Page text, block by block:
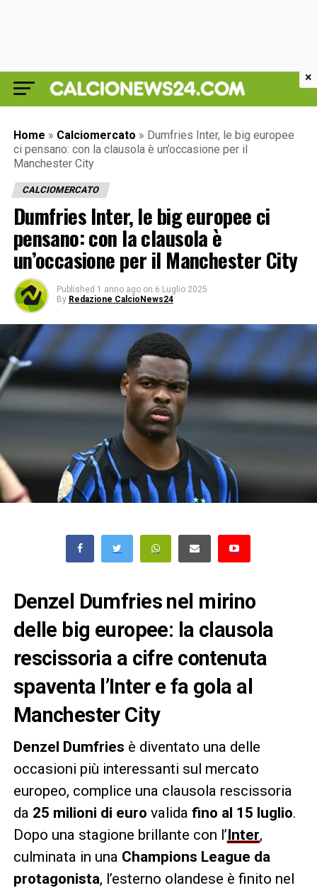
Home » Calciomercato » Dumfries Inter, le big europee
ci pensano: con la clausola è un’occasione per il
Manchester City
CALCIOMERCATO
Dumfries Inter, le big europee ci
pensano: con la clausola è
un’occasione per il Manchester City
Published 1 anno ago on 6 Luglio 2025
By Redazione CalcioNews24
Denzel Dumfries nel mirino
delle big europee: la clausola
rescissoria a cifre contenuta
spaventa l’Inter e fa gola al
Manchester City
Denzel Dumfries è diventato una delle
occasioni più interessanti sul mercato
europeo, complice una clausola rescissoria
da 25 milioni di euro valida fino al 15 luglio.
Dopo una stagione brillante con l’Inter,
culminata in una Champions League da
protagonista, l’esterno olandese è finito nel
×